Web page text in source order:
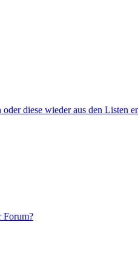
diese wieder aus den Listen
Forum?